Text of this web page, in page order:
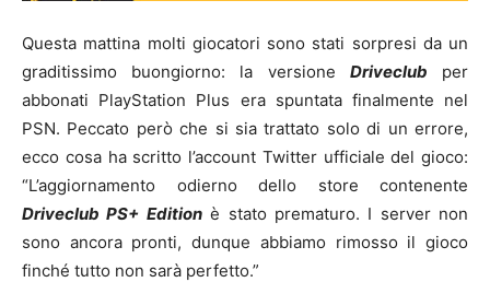
Questa mattina molti giocatori sono stati sorpresi da un
graditissimo buongiorno: la versione Driveclub per
abbonati PlayStation Plus era spuntata finalmente nel
PSN. Peccato però che si sia trattato solo di un errore,
ecco cosa ha scritto l’account Twitter ufficiale del gioco:
“L’aggiornamento odierno dello store contenente
Driveclub PS+ Editionè stato prematuro. I server non
sono ancora pronti, dunque abbiamo rimosso il gioco
finché tutto non sarà perfetto.”